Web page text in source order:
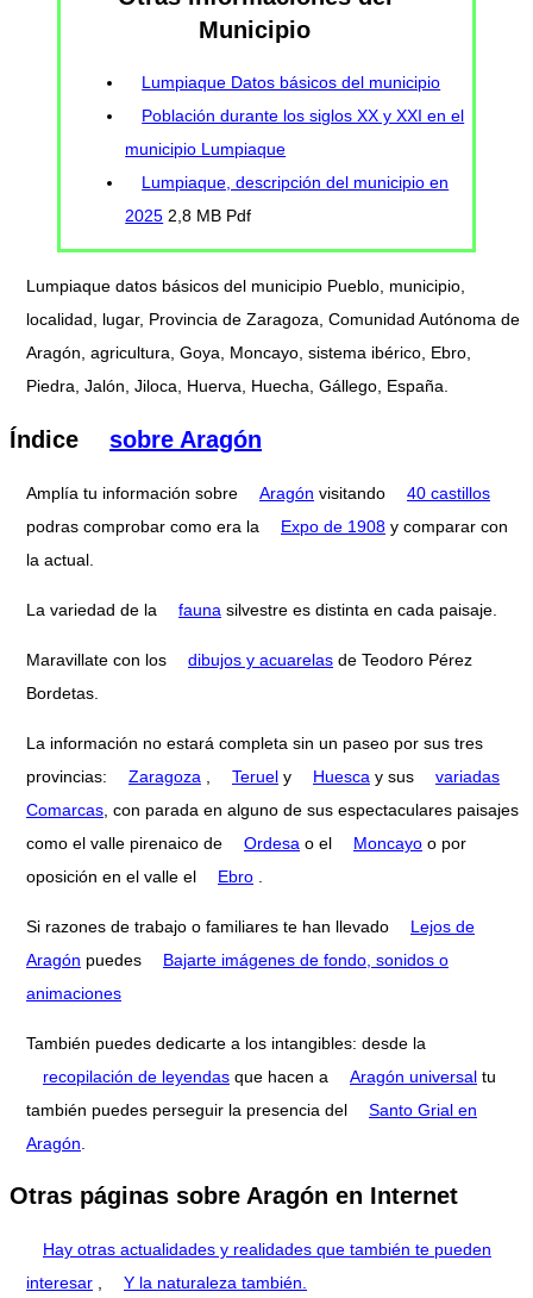
Municipio
Lumpiaque Datos básicos del municipio
Población durante los siglos XX y XXI en el
municipio Lumpiaque
Lumpiaque, descripción del municipio en
2025 2,8 MB Pdf
Lumpiaque datos básicos del municipio Pueblo, municipio,
localidad, lugar, Provincia de Zaragoza, Comunidad Autónoma de
Aragón, agricultura, Goya, Moncayo, sistema ibérico, Ebro,
Piedra, Jalón, Jiloca, Huerva, Huecha, Gállego, España.
Índice sobre Aragón
Amplía tu información sobre Aragón visitando
40 castillos
podras comprobar como era la
Expo de 1908 y comparar con
la actual.
La variedad de la fauna silvestre es distinta en cada paisaje.
Maravillate con los dibujos y acuarelas de Teodoro Pérez
Bordetas.
La información no estará completa sin un paseo por sus tres
provincias:
Zaragoza Teruel y Huesca y sus
variadas
Comarcas , con parada en alguno de sus espectaculares paisajes
como el valle pirenaico de
Ordesa o el Moncayo o por
oposición en el valle el
Ebro
Si razones de trabajo o familiares te han llevado
Lejos de
Aragón puedes
Bajarte imágenes de fondo, sonidos o
animaciones
También puedes dedicarte a los intangibles: desde la
recopilación de leyendas que hacen a Aragón universal tu
también puedes perseguir la presencia del
Santo Grial en
Aragón
Otras páginas sobre Aragón en Internet
Hay otras actualidades y realidades que también te pueden
interesar
Y la naturaleza también.